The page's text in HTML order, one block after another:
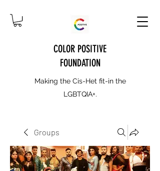
COLOR POSITIVE
FOUNDATION
Making the Cis-Het fit-in the
LGBTQIA+.
Groups